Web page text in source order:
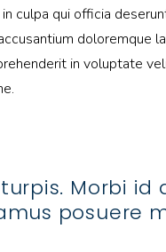
culpa qui officia
doloremque
in voluptate
Morbi
posuere